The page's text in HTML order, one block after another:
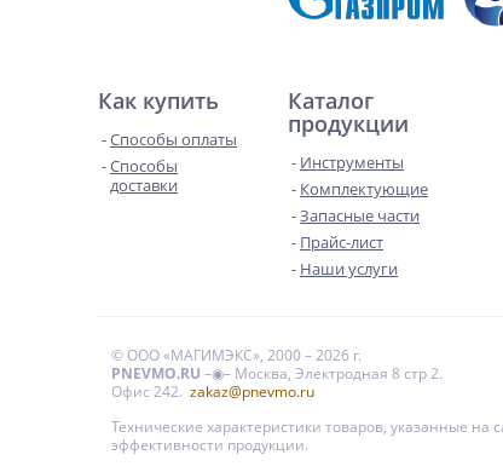
Как купить
Способы оплаты
Способы
доставки
Каталог
продукции
Инструменты
Комплектующие
Запасные части
Прайс-лист
Наши услуги
© ООО «МАГИМЭКС», 2000 – 2026 г.
PNEVMO.RU –◉– Москва, Электродная 8 стр 2.
Офис 242. zakaz@pnevmo.ru
Технические характеристики товаров, указанные
эффективности продукции.